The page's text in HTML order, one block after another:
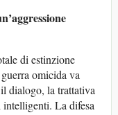
di estinzione
omicida va
dialogo, la trattativa
intelligenti. La difesa